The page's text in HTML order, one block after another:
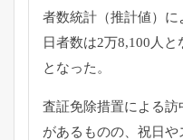
者数統計（推計値）に
日者数は2万8,100人と
となった。
査証免除措置による
があるものの、 祝日や